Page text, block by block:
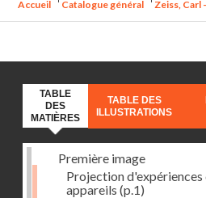
Accueil Catalogue général Zeiss, Carl
TABLE
DES
MATIÈRES
TABLE DES
ILLUSTRATIONS
Première image
Projection
appareils (p.1)